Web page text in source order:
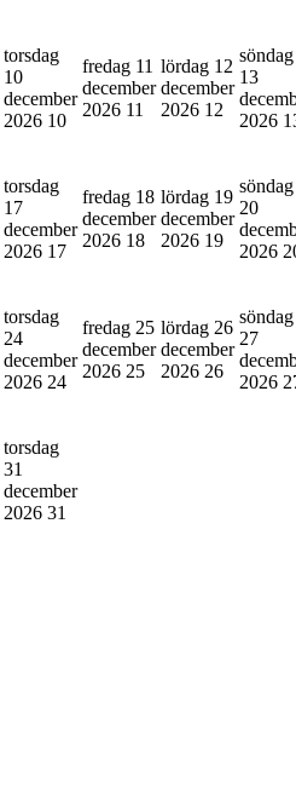
torsdag
10
december
2026 10
fredag 11
december
2026 11
lördag 12
december
2026 12
söndag
13
2026
torsdag
17
december
2026 17
fredag 18
december
2026 18
lördag 19
december
2026 19
söndag
20
2026
torsdag
24
december
2026 24
fredag 25
december
2026 25
lördag 26
december
2026 26
söndag
27
2026
torsdag
31
december
2026 31